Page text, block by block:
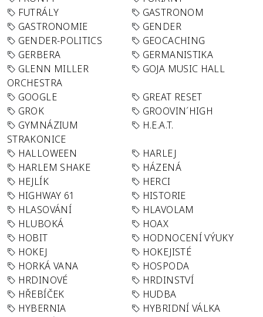
FUTRÁLY
GASTRONOM
GASTRONOMIE
GENDER
GENDER-POLITICS
GEOCACHING
GERBERA
GERMANISTIKA
GLENN MILLER
ORCHESTRA
GOJA MUSIC HALL
GOOGLE
GREAT RESET
GROK
GROOVIN´HIGH
GYMNÁZIUM
STRAKONICE
H.E.A.T.
HALLOWEEN
HARLEJ
HARLEM SHAKE
HÁZENÁ
HEJLÍK
HERCI
HIGHWAY 61
HISTORIE
HLASOVÁNÍ
HLAVOLAM
HLUBOKÁ
HOAX
HOBIT
HODNOCENÍ VÝUKY
HOKEJ
HOKEJISTÉ
HORKÁ VANA
HOSPODA
HRDINOVÉ
HRDINSTVÍ
HŘEBÍČEK
HUDBA
HYBERNIA
HYBRIDNÍ VÁLKA